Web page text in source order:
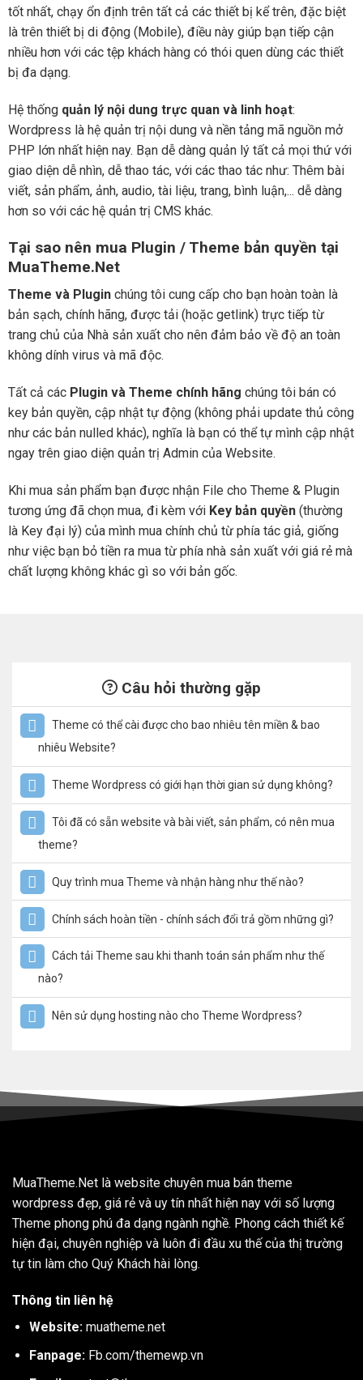
tốt nhất, chạy ổn định trên tất cả các thiết bị kể trên, đặc biệt
là trên thiết bị di động (Mobile), điều này giúp bạn tiếp cận
nhiều hơn với các tệp khách hàng có thói quen dùng các thiết
bị đa dạng.
Hệ thống quản lý nội dung trực quan và linh hoạt:
Wordpress là hệ quản trị nội dung và nền tảng mã nguồn mở
PHP lớn nhất hiện nay. Bạn dễ dàng quản lý tất cả mọi thứ với
giao diện dễ nhìn, dễ thao tác, với các thao tác như: Thêm bài
viết, sản phẩm, ảnh, audio, tài liệu, trang, bình luận,... dễ dàng
hơn so với các hệ quản trị CMS khác.
Tại sao nên mua Plugin / Theme bản quyền tại
MuaTheme.Net
Theme và Plugin chúng tôi cung cấp cho bạn hoàn toàn là
bản sạch, chính hãng, được tải (hoặc getlink) trực tiếp từ
trang chủ của Nhà sản xuất cho nên đảm bảo về độ an toàn
không dính virus và mã độc.
Tất cả các Plugin và Theme chính hãng chúng tôi bán có
key bản quyền, cập nhật tự động (không phải update thủ công
như các bản nulled khác), nghĩa là bạn có thể tự mình cập nhật
ngay trên giao diện quản trị Admin của Website.
Khi mua sản phẩm bạn được nhận File cho Theme & Plugin
tương ứng đã chọn mua, đi kèm với Key bản quyền (thường
là Key đại lý) của mình mua chính chủ từ phía tác giả, giống
như việc bạn bỏ tiền ra mua từ phía nhà sản xuất với giá rẻ mà
chất lượng không khác gì so với bản gốc.
Câu hỏi thường gặp
Theme có thể cài được cho bao nhiêu tên miền & bao
nhiêu Website?
Theme Wordpress có giới hạn thời gian sử dụng không?
Tôi đã có sẵn website và bài viết, sản phẩm, có nên mua
theme?
Quy trình mua Theme và nhận hàng như thế nào?
Chính sách hoàn tiền - chính sách đổi trả gồm những gì?
Cách tải Theme sau khi thanh toán sản phẩm như thế
nào?
Nên sử dụng hosting nào cho Theme Wordpress?
MuaTheme.Net là website chuyên mua bán theme
wordpress đẹp, giá rẻ và uy tín nhất hiện nay với số lượng
Theme phong phú đa dạng ngành nghề. Phong cách thiết kế
hiện đại, chuyên nghiệp và luôn đi đầu xu thế của thị trường
tự tin làm cho Quý Khách hài lòng.
Thông tin liên hệ
Website: muatheme.net
Fanpage: Fb.com/themewp.vn